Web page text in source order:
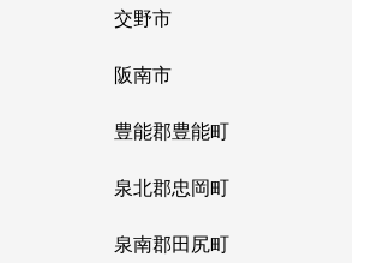
交野市
阪南市
豊能郡豊能町
泉北郡忠岡町
泉南郡田尻町